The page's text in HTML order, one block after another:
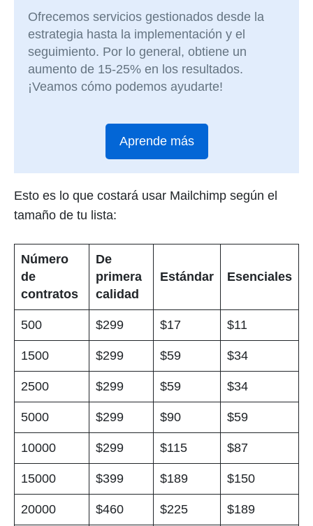
Ofrecemos servicios gestionados desde la
estrategia hasta la implementación y el
seguimiento. Por lo general, obtiene un
aumento de 15-25% en los resultados.
¡Veamos cómo podemos ayudarte!
Aprende más
Esto es lo que costará usar Mailchimp según el
tamaño de tu lista:
Número
de
contratos
De
primera
calidad
Estándar Esenciales
500 $299 $17 $11
1500 $299 $59 $34
2500 $299 $59 $34
5000 $299 $90 $59
10000 $299 $115 $87
15000 $399 $189 $150
20000 $460 $225 $189